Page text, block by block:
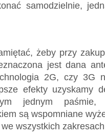
samodzielnie,
żeby przy
jest dana
2G, czy 3G
efekty uzyskamy
jednym paśmie,
są wspomniane
we wszystkich